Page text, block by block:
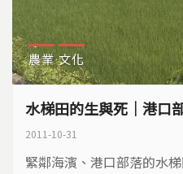
農業 文化
水梯田的生與死｜港口
2011-10-31
緊鄰海濱、港口部落的水